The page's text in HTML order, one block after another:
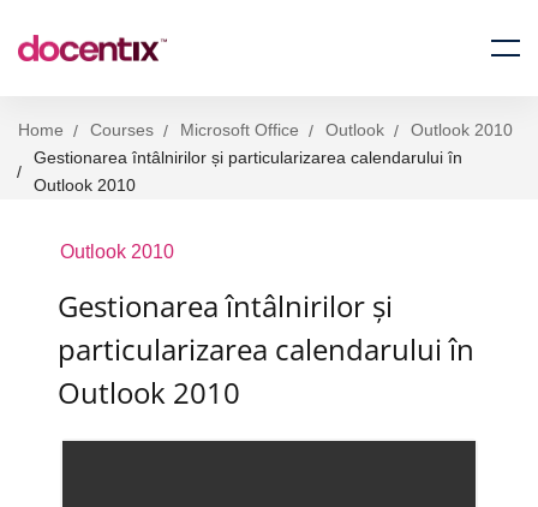
Home Courses Microsoft Office Outlook
Outlook 2010
Gestionarea întâlnirilor și particularizarea calendarului în
Outlook 2010
Outlook 2010
Gestionarea întâlnirilor și
particularizarea calendarului în
Outlook 2010